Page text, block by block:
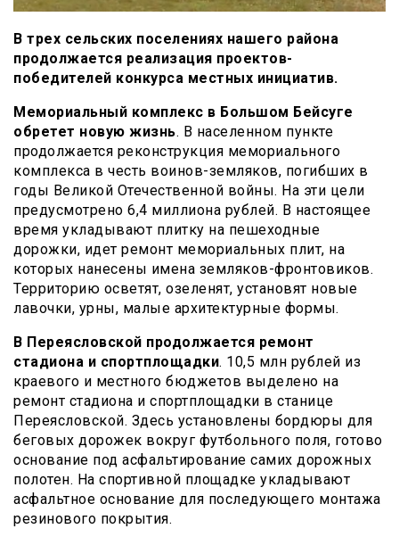
В трех сельских поселениях нашего района
продолжается реализация проектов-
победителей конкурса местных инициатив.
Мемориальный комплекс в Большом Бейсуге
обретет новую жизнь. В населенном пункте
продолжается реконструкция мемориального
комплекса в честь воинов-земляков, погибших в
годы Великой Отечественной войны. На эти цели
предусмотрено 6,4 миллиона рублей. В настоящее
время укладывают плитку на пешеходные
дорожки, идет ремонт мемориальных плит, на
которых нанесены имена земляков-фронтовиков.
Территорию осветят, озеленят, установят новые
лавочки, урны, малые архитектурные формы.
В Переясловской продолжается ремонт
стадиона и спортплощадки. 10,5 млн рублей из
краевого и местного бюджетов выделено на
ремонт стадиона и спортплощадки в станице
Переясловской. Здесь установлены бордюры для
беговых дорожек вокруг футбольного поля, готово
основание под асфальтирование самих дорожных
полотен. На спортивной площадке укладывают
асфальтное основание для последующего монтажа
резинового покрытия.